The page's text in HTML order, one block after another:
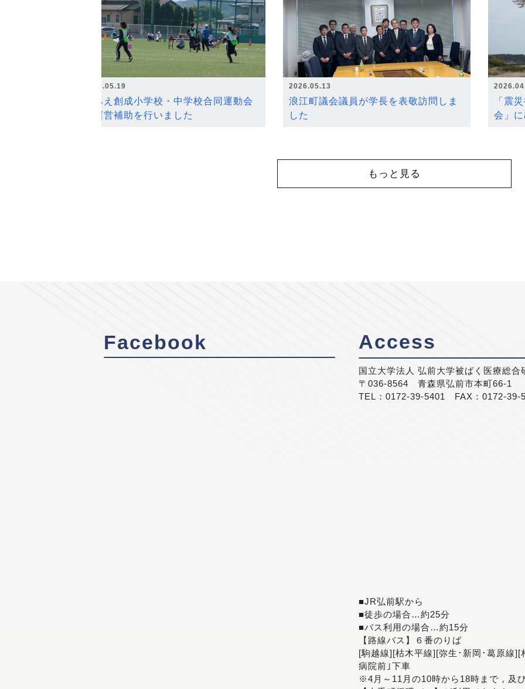
2026.05.19
なみえ創成小学校・中学校合同運動会
の運営補助を行いました
2026.05.13
浪江町議会議員が学長を表敬訪問しま
した
「震
会」
もっと見る
Facebook Access
国立大学法人 弘前大学被ばく医療総合
〒036-8564 青森県弘前市本町66-1
TEL：0172-39-5401 FAX：0172-39-
■JR弘前駅から
■徒歩の場合…約25分
■バス利用の場合…約15分
【路線バス】６番のりば
[駒越線][枯木平線][弥生･新岡･葛原線
病院前｣下車
※4月～11月の10時から18時まで，及